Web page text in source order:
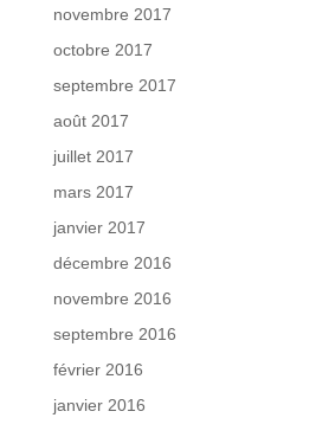
novembre 2017
octobre 2017
septembre 2017
août 2017
juillet 2017
mars 2017
janvier 2017
décembre 2016
novembre 2016
septembre 2016
février 2016
janvier 2016